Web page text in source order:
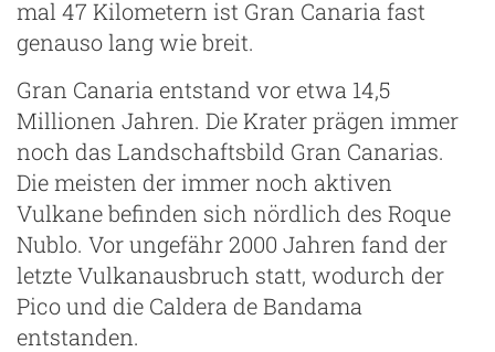
mal 47 Kilometern ist Gran Canaria fast
genauso lang wie breit.
Gran Canaria entstand vor etwa 14,5
Millionen Jahren. Die Krater prägen immer
noch das Landschaftsbild Gran Canarias.
Die meisten der immer noch aktiven
Vulkane befinden sich nördlich des Roque
Nublo. Vor ungefähr 2000 Jahren fand der
letzte Vulkanausbruch statt, wodurch der
Pico und die Caldera de Bandama
entstanden.